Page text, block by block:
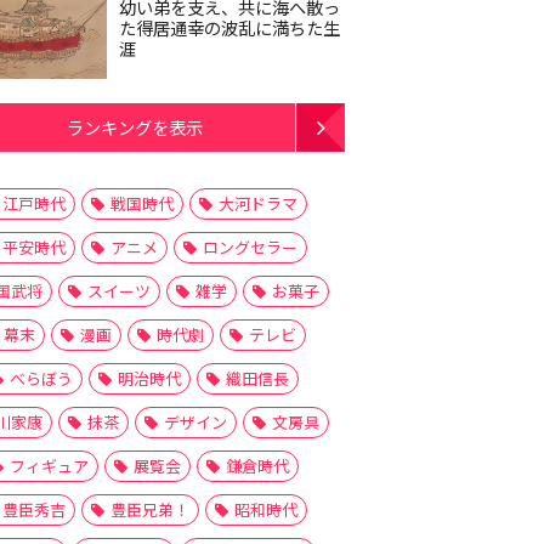
幼い弟を支え、共に海へ散っ
た得居通幸の波乱に満ちた生
涯
ランキングを表示
江戸時代 戦国時代
大河ドラマ
平安時代
アニメ
ロングセラー
武将
スイーツ 雑学
お菓子
幕末
漫画 時代劇
テレビ
べらぼう
明治時代
織田信長
家康
抹茶 デザイン
文房具
フィギュア
展覧会
鎌倉時代
豊臣秀吉
豊臣兄弟！
昭和時代